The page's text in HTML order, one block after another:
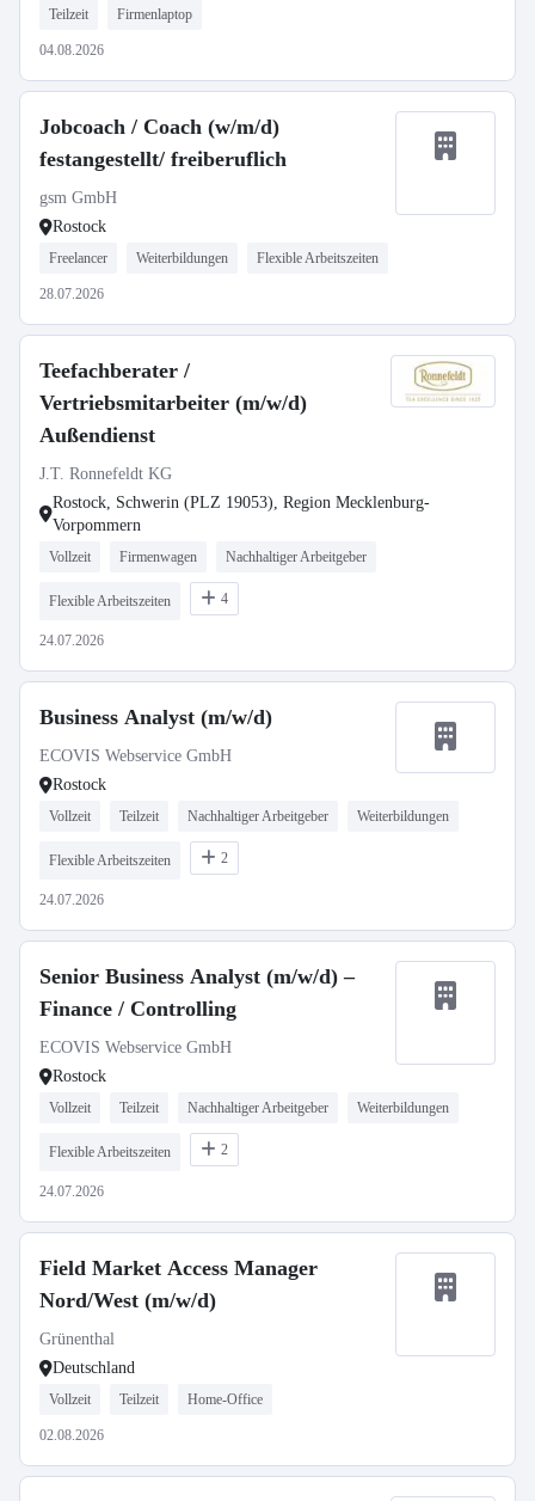
Teilzeit Firmenlaptop
04.08.2026
Jobcoach / Coach (w/m/d)
festangestellt/ freiberuflich
gsm GmbH
Rostock
Freelancer Weiterbildungen Flexible Arbeitszeiten
28.07.2026
Teefachberater /
Vertriebsmitarbeiter (m/w/d)
Außendienst
J.T. Ronnefeldt KG
Rostock, Schwerin (PLZ 19053), Region Mecklenburg-
Vorpommern
Vollzeit Firmenwagen Nachhaltiger Arbeitgeber
Flexible Arbeitszeiten 4
24.07.2026
Business Analyst (m/w/d)
ECOVIS Webservice GmbH
Rostock
Vollzeit Teilzeit Nachhaltiger Arbeitgeber Weiterbildungen
Flexible Arbeitszeiten 2
24.07.2026
Senior Business Analyst (m/w/d) –
Finance / Controlling
ECOVIS Webservice GmbH
Rostock
Vollzeit Teilzeit Nachhaltiger Arbeitgeber Weiterbildungen
Flexible Arbeitszeiten 2
24.07.2026
Field Market Access Manager
Nord/West (m/w/d)
Grünenthal
Deutschland
Vollzeit Teilzeit Home-Office
02.08.2026